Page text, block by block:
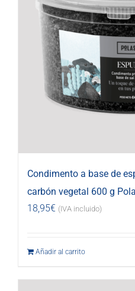
Condimento a base de
carbón vegetal 600 g
18,95€ (IVA incluido)
Añadir al carrito